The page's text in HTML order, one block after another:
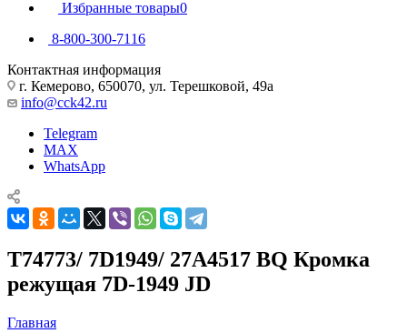
Избранные товары0
8-800-300-7116
Контактная информация
г. Кемерово, 650070, ул. Терешковой, 49а
info@cck42.ru
Telegram
MAX
WhatsApp
T74773/ 7D1949/ 27A4517 BQ Кромка
режущая 7D-1949 JD
Главная